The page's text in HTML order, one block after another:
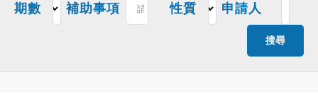
期數 補助事項 性質 申請人
搜尋